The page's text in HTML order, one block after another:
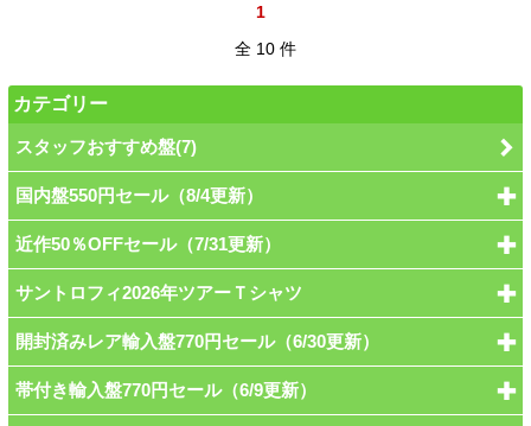
1
全 10 件
カテゴリー
スタッフおすすめ盤(7)
国内盤550円セール（8/4更新）
近作50％OFFセール（7/31更新）
サントロフィ2026年ツアーＴシャツ
開封済みレア輸入盤770円セール（6/30更新）
帯付き輸入盤770円セール（6/9更新）